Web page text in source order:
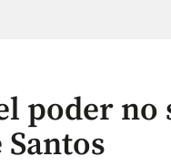
poder no